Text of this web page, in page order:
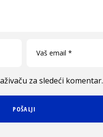
za sledeći komentar.